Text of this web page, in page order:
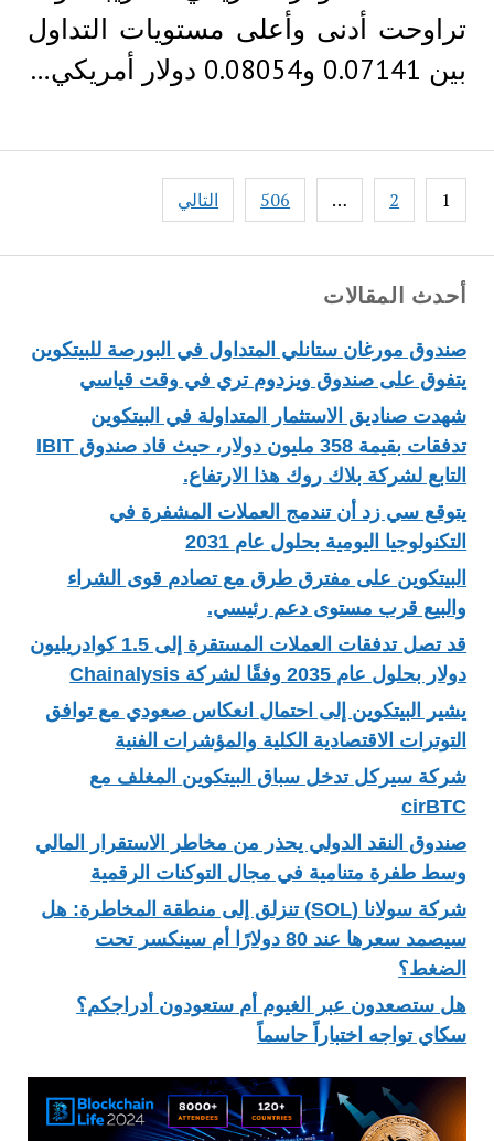
أحدث المقالات
صندوق مورغان ستانلي المتداول في البورصة للبيتكوين
يتفوق على صندوق ويزدوم تري في وقت قياسي
شهدت صناديق الاستثمار المتداولة في البيتكوين
تدفقات بقيمة 358 مليون دولار، حيث قاد صندوق IBIT
التابع لشركة بلاك روك هذا الارتفاع.
يتوقع سي زد أن تندمج العملات المشفرة في
التكنولوجيا اليومية بحلول عام 2031
البيتكوين على مفترق طرق مع تصادم قوى الشراء
والبيع قرب مستوى دعم رئيسي.
قد تصل تدفقات العملات المستقرة إلى 1.5 كوادريليون
دولار بحلول عام 2035 وفقًا لشركة Chainalysis
يشير البيتكوين إلى احتمال انعكاس صعودي مع توافق
التوترات الاقتصادية الكلية والمؤشرات الفنية
شركة سيركل تدخل سباق البيتكوين المغلف مع
cirBTC
صندوق النقد الدولي يحذر من مخاطر الاستقرار المالي
وسط طفرة متنامية في مجال التوكنات الرقمية
شركة سولانا (SOL) تنزلق إلى منطقة المخاطرة: هل
سيصمد سعرها عند 80 دولارًا أم سينكسر تحت
الضغط؟
هل ستصعدون عبر الغيوم أم ستعودون أدراجكم؟
سكاي تواجه اختباراً حاسماً
تراوحت أدنى وأعلى مستويات التداول
بين 0.07141 و0.08054 دولار أمريكي…
Posts
pagination
1
2
…
506 التالي